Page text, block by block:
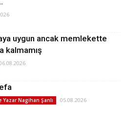
uygun ancak memlekette
kalmamış
Yazar Nagihan Şanlı 05.08.2026